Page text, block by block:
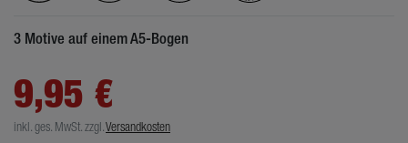
3 Motive auf einem A5-Bogen
9,95 €
inkl. ges. MwSt.zzgl.Versandkosten